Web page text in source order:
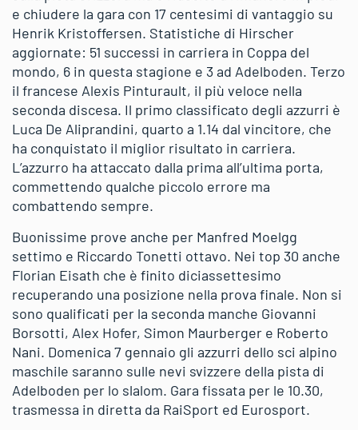
e chiudere la gara con 17 centesimi di vantaggio su
Henrik Kristoffersen. Statistiche di Hirscher
aggiornate: 51 successi in carriera in Coppa del
mondo, 6 in questa stagione e 3 ad Adelboden. Terzo
il francese Alexis Pinturault, il più veloce nella
seconda discesa. Il primo classificato degli azzurri è
Luca De Aliprandini, quarto a 1.14 dal vincitore, che
ha conquistato il miglior risultato in carriera.
L’azzurro ha attaccato dalla prima all’ultima porta,
commettendo qualche piccolo errore ma
combattendo sempre.
Buonissime prove anche per Manfred Moelgg
settimo e Riccardo Tonetti ottavo. Nei top 30 anche
Florian Eisath che è finito diciassettesimo
recuperando una posizione nella prova finale. Non si
sono qualificati per la seconda manche Giovanni
Borsotti, Alex Hofer, Simon Maurberger e Roberto
Nani. Domenica 7 gennaio gli azzurri dello sci alpino
maschile saranno sulle nevi svizzere della pista di
Adelboden per lo slalom. Gara fissata per le 10.30,
trasmessa in diretta da RaiSport ed Eurosport.